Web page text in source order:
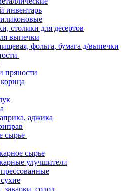
инвентарь
столики для десертов
выпечки
фольга, бумага д/выпечки
пряности
аджика
сырье
сырье
улучшители
заварки, солод